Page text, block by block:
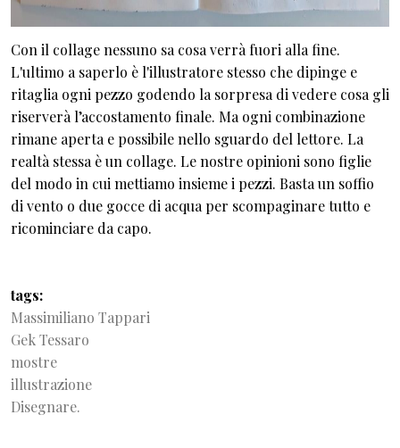
Con il collage nessuno sa cosa verrà fuori alla fine.
L'ultimo a saperlo è l'illustratore stesso che dipinge e
ritaglia ogni pezzo godendo la sorpresa di vedere cosa gli
riserverà l’accostamento finale. Ma ogni combinazione
rimane aperta e possibile nello sguardo del lettore. La
realtà stessa è un collage. Le nostre opinioni sono figlie
del modo in cui mettiamo insieme i pezzi. Basta un soffio
di vento o due gocce di acqua per scompaginare tutto e
ricominciare da capo.
tags
Massimiliano Tappari
Gek Tessaro
mostre
illustrazione
Disegnare.